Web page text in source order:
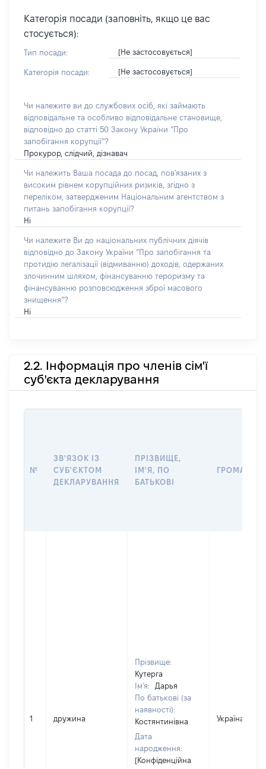
Категорія посади (заповніть, якщо це вас
стосується):
Тип посади: [Не застосовується]
Категорія посади: [Не застосовується]
Чи належите ви до службових осіб, які займають
відповідальне та особливо відповідальне становище,
відповідно до статті 50 Закону України “Про
запобігання корупції”?
Прокурор, слідчий, дізнавач
Чи належить Ваша посада до посад, пов'язаних з
високим рівнем корупційних ризиків, згідно з
переліком, затвердженим Національним агентством з
питань запобігання корупції?
Ні
Чи належите Ви до національних публічних діячів
відповідно до Закону України “Про запобігання та
протидію легалізації (відмиванню) доходів, одержаних
злочинним шляхом, фінансуванню тероризму та
фінансуванню розповсюдження зброї масового
знищення”?
Ні
2.2. Інформація про членів сім'ї
суб'єкта декларування
№
ЗВ'ЯЗОК ІЗ
СУБ'ЄКТОМ
ДЕКЛАРУВАННЯ
ПРІЗВИЩЕ,
ІМ'Я, ПО
БАТЬКОВІ
1 дружина
Прізвище:
Кутерга
Ім'я:
Дарья
По батькові (за
наявності):
Костянтинівна
Дата
народження:
[Конфіденційна
Україна